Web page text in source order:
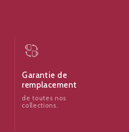
Garantie de
remplacement
de toutes nos
collections.